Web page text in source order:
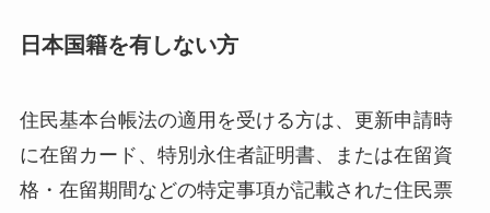
日本国籍を有しない方
住民基本台帳法の適用を受ける方は、更新申請時
に在留カード、特別永住者証明書、または在留資
格・在留期間などの特定事項が記載された住民票